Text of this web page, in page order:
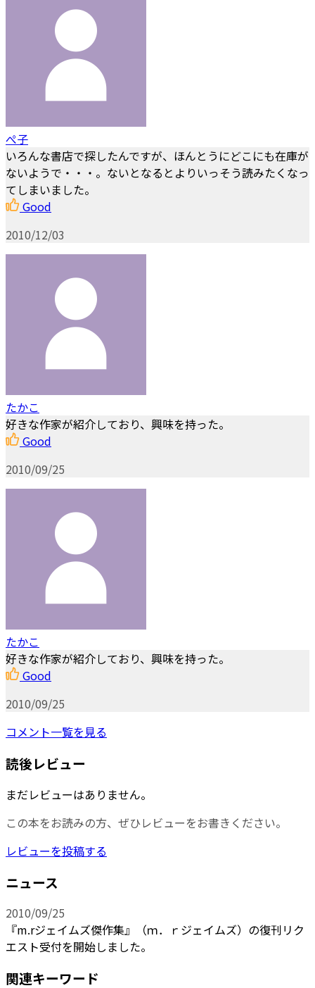
ぺ子
いろんな書店で探したんですが、ほんとうにどこにも在庫が
ないようで・・・。ないとなるとよりいっそう読みたくなっ
てしまいました。
Good
2010/12/03
たかこ
好きな作家が紹介しており、興味を持った。
Good
2010/09/25
たかこ
好きな作家が紹介しており、興味を持った。
Good
2010/09/25
コメント一覧を見る
読後レビュー
まだレビューはありません。
この本をお読みの方、ぜひレビューをお書きください。
レビューを投稿する
ニュース
2010/09/25
『m.rジェイムズ傑作集』（ｍ．ｒジェイムズ）の復刊リク
エスト受付を開始しました。
関連キーワード